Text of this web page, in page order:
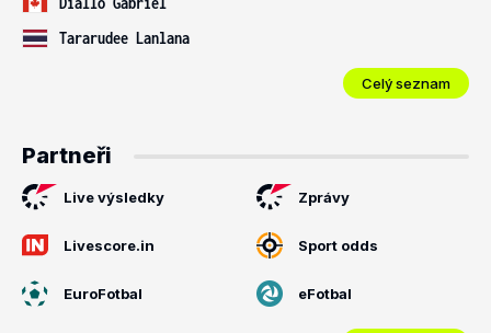
Tararudee Lanlana
Celý seznam
Partneři
Live výsledky Zprávy
Livescore.in Sport odds
EuroFotbal eFotbal